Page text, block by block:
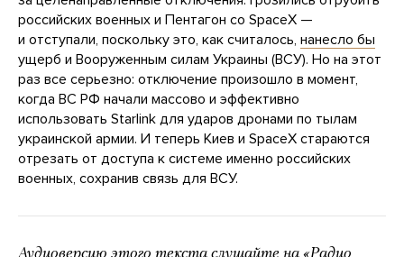
российских военных и Пентагон со SpaceX —
и отступали, поскольку это, как считалось, нанесло бы
ущерб и Вооруженным силам Украины (ВСУ). Но на этот
раз все серьезно: отключение произошло в момент,
когда ВС РФ начали массово и эффективно
использовать Starlink для ударов дронами по тылам
украинской армии. И теперь Киев и SpaceX стараются
отрезать от доступа к системе именно российских
военных, сохранив связь для ВСУ.